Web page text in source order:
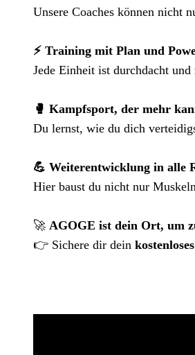
Unsere Coaches können nicht
⚡ Training mit Plan und
Jede Einheit ist durchdacht
🥊 Kampfsport, der mehr
Du lernst, wie du dich
💪 Weiterentwicklung in alle
Hier baust du nicht nur
🚀 AGOGE ist dein Ort, um
👉 Sichere dir dein